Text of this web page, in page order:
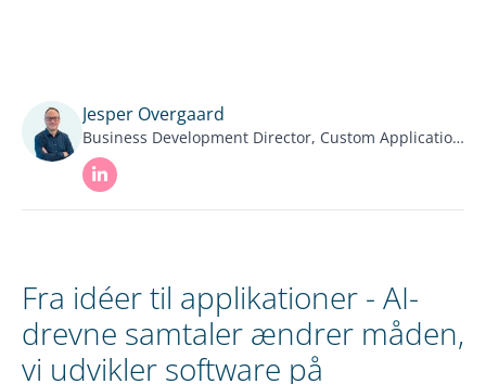
Jesper Overgaard
Business Development Director, Custom Application Development, NNIT
Fra idéer til applikationer - AI-
drevne samtaler ændrer måden,
vi udvikler software på